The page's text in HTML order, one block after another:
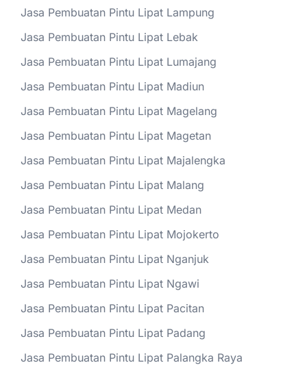
Jasa Pembuatan Pintu Lipat Lampung
Jasa Pembuatan Pintu Lipat Lebak
Jasa Pembuatan Pintu Lipat Lumajang
Jasa Pembuatan Pintu Lipat Madiun
Jasa Pembuatan Pintu Lipat Magelang
Jasa Pembuatan Pintu Lipat Magetan
Jasa Pembuatan Pintu Lipat Majalengka
Jasa Pembuatan Pintu Lipat Malang
Jasa Pembuatan Pintu Lipat Medan
Jasa Pembuatan Pintu Lipat Mojokerto
Jasa Pembuatan Pintu Lipat Nganjuk
Jasa Pembuatan Pintu Lipat Ngawi
Jasa Pembuatan Pintu Lipat Pacitan
Jasa Pembuatan Pintu Lipat Padang
Jasa Pembuatan Pintu Lipat Palangka Raya